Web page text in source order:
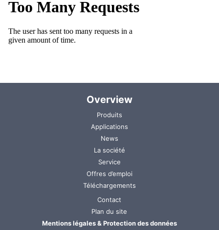
Overview
Aller
contenu
Produits
Applications
News
La société
Service
Offres d’emploi
Téléchargements
Aller
contenu
Contact
Plan du site
Mentions légales & Protection des données